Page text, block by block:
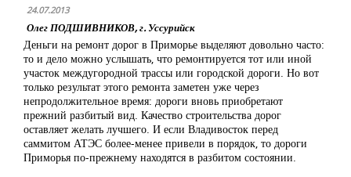
24.07.2013
Олег ПОДШИВНИКОВ, г. Уссурийск
Деньги на ремонт дорог в Приморье выделяют довольно часто:
то и дело можно услышать, что ремонтируется тот или иной
участок междугородной трассы или городской дороги. Но вот
только результат этого ремонта заметен уже через
непродолжительное время: дороги вновь приобретают
прежний разбитый вид. Качество строительства дорог
оставляет желать лучшего. И если Владивосток перед
саммитом АТЭС более-менее привели в порядок, то дороги
Приморья по-прежнему находятся в разбитом состоянии.